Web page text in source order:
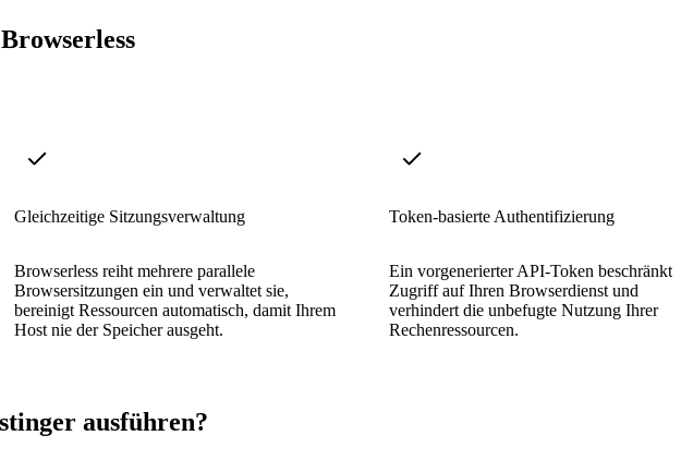
Gleichzeitige Sitzungsverwaltung
Browserless reiht mehrere parallele
Browsersitzungen ein und verwaltet sie,
bereinigt Ressourcen automatisch, damit Ihrem
Host nie der Speicher ausgeht.
Token-basierte Authentifizierung
Ein vorgenerierter API-Token beschränkt
Zugriff auf Ihren Browserdienst und
verhindert die unbefugte Nutzung Ihrer
Rechenressourcen.
ausführen?